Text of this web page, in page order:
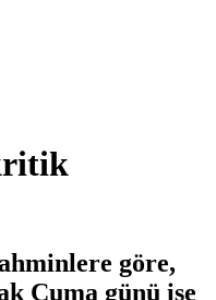
göre,
Cuma günü ise